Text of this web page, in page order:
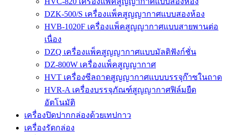
DZK-500/S เครื่องแพ็คสูญญากาศแบบสองห้อง
HVB-1020F เครื่องแพ็คสูญญากาศแบบสายพานต่อ
เนื่อง
DZQ เครื่องแพ็คสูญญากาศแบบมัลติฟังก์ชั่น
DZ-800W เครื่องแพ็คสูญญากาศ
HVT เครื่องซีลถาดสูญญากาศแบบบรรจุก๊าซในถาด
HVR-A เครื่องบรรจุภัณฑ์สูญญากาศฟิล์มยืด
อัตโนมัติ
เครื่องปิดปากกล่องด้วยเทปกาว
เครื่องรัดกล่อง